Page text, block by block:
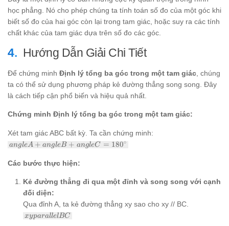
angle C
=
180^\circ
học phẳng. Nó cho phép chúng ta tính toán số đo của một góc khi
biết số đo của hai góc còn lại trong tam giác, hoặc suy ra các tính
chất khác của tam giác dựa trên số đo các góc.
Hướng Dẫn Giải Chi Tiết
Để chứng minh Định lý tổng ba góc trong một tam giác, chúng
ta có thể sử dụng phương pháp kẻ đường thẳng song song. Đây
là cách tiếp cận phổ biến và hiệu quả nhất.
Chứng minh Định lý tổng ba góc trong một tam giác:
Xét tam giác ABC bất kỳ. Ta cần chứng minh:
angle A
B +
180^\circ
angleA + angleB + angleC = 180∘
Các bước thực hiện:
Kẻ đường thẳng đi qua một đỉnh và song song với cạnh
đối diện:
Qua đỉnh A, ta kẻ đường thẳng xy sao cho xy // BC.
xy
xyparallelBC